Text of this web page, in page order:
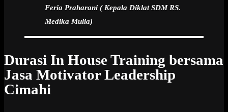
Feria Praharani ( Kepala Diklat SDM RS.
Medika Mulia)
Durasi In House Training bersama
Jasa Motivator Leadership
Cimahi